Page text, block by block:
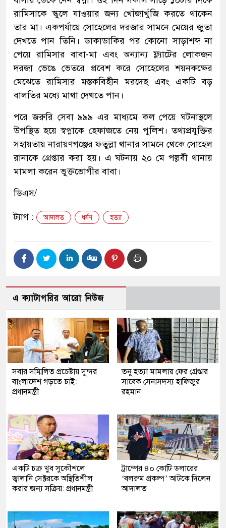
রামিসাকে স্কুলে যাওয়ার জন্য খোঁজাখুঁজি করতে থাকেন
তার মা। একপর্যায়ে সোহেলের দরজার সামনে মেয়ের জুতা
দেখতে পান তিনি। ডাকাডাকির পর কোনো সাড়াশব্দ না
পেয়ে রামিসার বাবা-মা এবং অন্যান্য ফ্ল্যাটের লোকজন
দরজা ভেঙে ভেতরে প্রবেশ করে সোহেলের শয়নকক্ষের
মেঝেতে রামিসার মস্তকবিহীন মরদেহ এবং একটি বড়
বালতির মধ্যে মাথা দেখতে পান।
পরে জরুরি সেবা ৯৯৯ এর মাধ্যমে কল পেয়ে ঘটনাস্থলে
উপস্থিত হয়ে স্বপ্নাকে হেফাজতে নেয় পুলিশ। তথ্যপ্রযুক্তির
সহায়তায় নারায়ণগঞ্জের ফতুল্লা থানার সামনে থেকে সোহেল
রানাকে গ্রেপ্তার করা হয়। এ ঘটনায় ২০ মে পল্লবী থানায়
মামলা করেন ভুক্তভোগীর বাবা।
ডিএস/
ট্যাগ : আদালত ধর্ষণ হত্যা
এ ক্যাটাগরির আরো নিউজ
সবার সম্মিলিত প্রচেষ্টায় সুন্দর
বাংলাদেশ গড়তে চাই:
প্রধানমন্ত্রী
তনু হত্যা মামলায় ফের গ্রেপ্তার
সাবেক সেনাসদস্য হাফিজুর
রহমান
একটি চক্র খুব সুকৌশলে
জ্বালানি সেক্টরকে অস্থিতিশীল
করার জন্য সক্রিয়: প্রধানমন্ত্রী
ট্রাম্পের ৪০ কোটি ডলারের
‘বলরুম প্রকল্প’ আটকে দিলেন
আদালত